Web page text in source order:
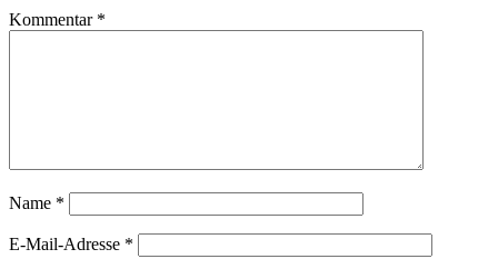
Kommentar *
Name *
E-Mail-Adresse *